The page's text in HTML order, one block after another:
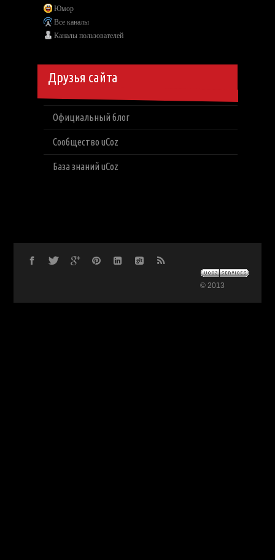
Юмор
Все каналы
Каналы пользователей
Друзья сайта
Официальный блог
Сообщество uCoz
База знаний uCoz
© 2013